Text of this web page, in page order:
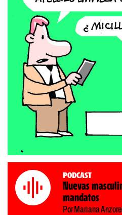
Podcast
Nuevas
mandatos
Por Mariana